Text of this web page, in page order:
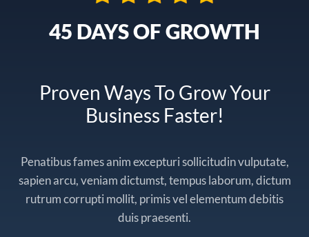
45 DAYS OF GROWTH
Proven Ways To Grow Your
Business Faster!
Penatibus fames anim excepturi sollicitudin vulputate,
sapien arcu, veniam dictumst, tempus laborum, dictum
rutrum corrupti mollit, primis vel elementum debitis
duis praesenti.